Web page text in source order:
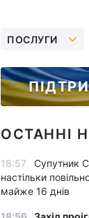
ПОСЛУГИ
ОСТАННІ
18:57
Супутник
настільки
майже 16 днів